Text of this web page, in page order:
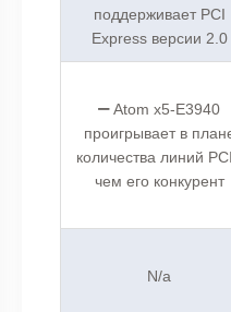
поддерживает PCI
Express версии 2.0
Atom x5-E3940
проигрывает в
количества линий
чем его конкурент
N/a